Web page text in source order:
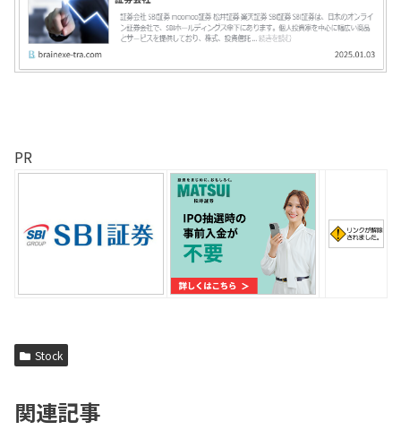
PR
Stock
関連記事